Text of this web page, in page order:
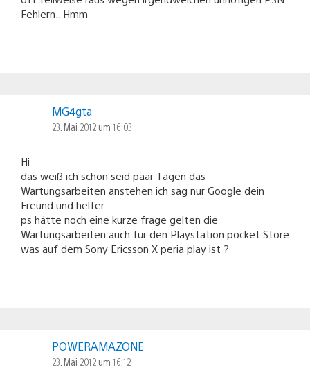
Fehlern.. Hmm
MG4gta
23. Mai 2012 um 16:03
Hi
das weiß ich schon seid paar Tagen das
Wartungsarbeiten anstehen ich sag nur Google dein
Freund und helfer
ps hätte noch eine kurze frage gelten die
Wartungsarbeiten auch für den Playstation pocket Store
was auf dem Sony Ericsson X peria play ist ?
POWERAMAZONE
23. Mai 2012 um 16:12